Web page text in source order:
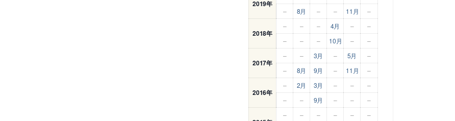
2019年
–
8月 – – 11月 –
2018年
– – – 4月 –
–
–
– – 10月 – –
2017年
– – 3月 – 5月
–
–
8月 9月 – 11月 –
2016年
– 2月 3月 – –
–
–
– 9月 – – –
– – – – –
–